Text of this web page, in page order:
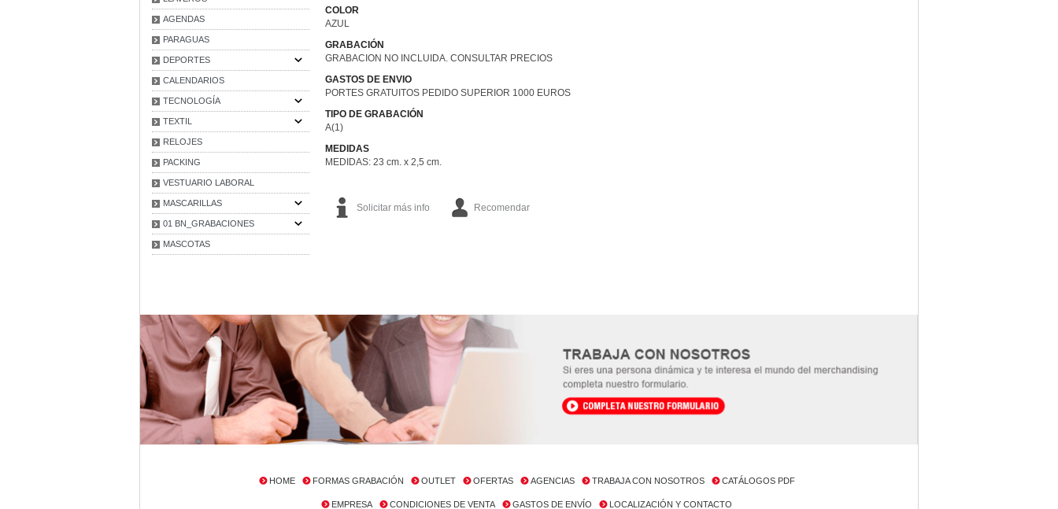
AGENDAS
PARAGUAS
DEPORTES
CALENDARIOS
TECNOLOGÍA
TEXTIL
RELOJES
PACKING
VESTUARIO LABORAL
MASCARILLAS
01 BN_GRABACIONES
MASCOTAS
COLOR
AZUL
GRABACIÓN
GRABACION NO INCLUIDA. CONSULTAR PRECIOS
GASTOS DE ENVIO
PORTES GRATUITOS PEDIDO SUPERIOR 1000 EUROS
TIPO DE GRABACIÓN
A(1)
MEDIDAS
MEDIDAS: 23 cm. x 2,5 cm.
Solicitar más info Recomendar
HOME FORMAS GRABACIÓN OUTLET OFERTAS AGENCIAS TRABAJA CON NOSOTROS CATÁLOGOS PDF
EMPRESA CONDICIONES DE VENTA GASTOS DE ENVÍO LOCALIZACIÓN Y CONTACTO